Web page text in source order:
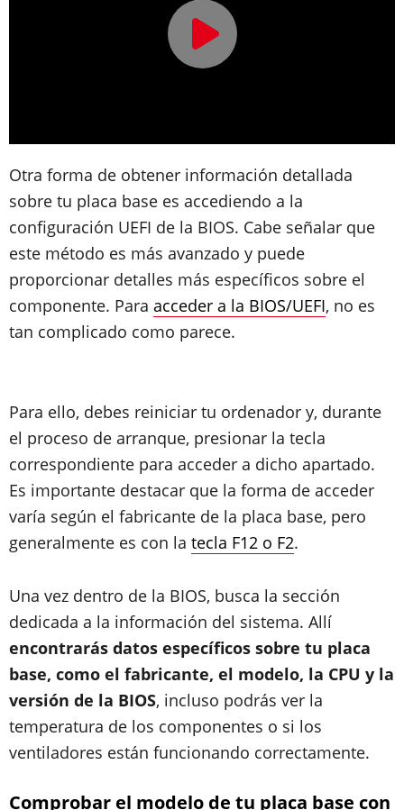
Otra forma de obtener información detallada
sobre tu placa base es accediendo a la
configuración UEFI de la BIOS. Cabe señalar que
este método es más avanzado y puede
proporcionar detalles más específicos sobre el
componente. Para acceder a la BIOS/UEFI, no es
tan complicado como parece.
Para ello, debes reiniciar tu ordenador y, durante
el proceso de arranque, presionar la tecla
correspondiente para acceder a dicho apartado.
Es importante destacar que la forma de acceder
varía según el fabricante de la placa base, pero
generalmente es con la tecla F12 o F2.
Una vez dentro de la BIOS, busca la sección
dedicada a la información del sistema. Allí
encontrarás datos específicos sobre tu placa
base, como el fabricante, el modelo, la CPU y la
versión de la BIOS, incluso podrás ver la
temperatura de los componentes o si los
ventiladores están funcionando correctamente.
Comprobar el modelo de tu placa base con